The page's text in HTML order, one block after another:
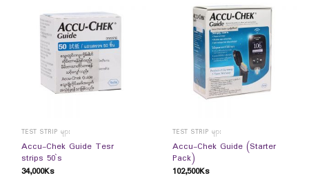
TEST STRIP များ
Accu-Chek Guide Tesr
strips 50`s
34,000Ks
TEST STRIP များ
Accu-Chek Guide (Starter
Pack)
102,500Ks